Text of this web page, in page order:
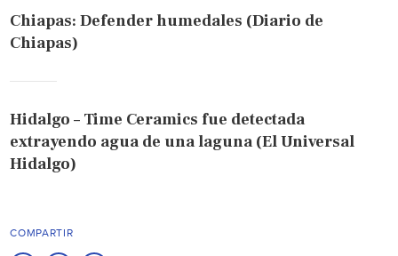
Chiapas: Defender humedales (Diario de
Chiapas)
Hidalgo – Time Ceramics fue detectada
extrayendo agua de una laguna (El Universal
Hidalgo)
COMPARTIR